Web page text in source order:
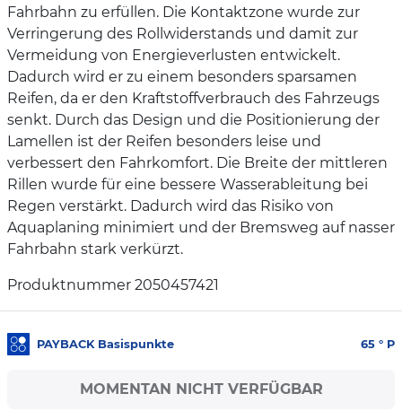
Fahrbahn zu erfüllen. Die Kontaktzone wurde zur
Verringerung des Rollwiderstands und damit zur
Vermeidung von Energieverlusten entwickelt.
Dadurch wird er zu einem besonders sparsamen
Reifen, da er den Kraftstoffverbrauch des Fahrzeugs
senkt. Durch das Design und die Positionierung der
Lamellen ist der Reifen besonders leise und
verbessert den Fahrkomfort. Die Breite der mittleren
Rillen wurde für eine bessere Wasserableitung bei
Regen verstärkt. Dadurch wird das Risiko von
Aquaplaning minimiert und der Bremsweg auf nasser
Fahrbahn stark verkürzt.
Produktnummer 2050457421
PAYBACK Basispunkte 65 ° P
MOMENTAN NICHT VERFÜGBAR